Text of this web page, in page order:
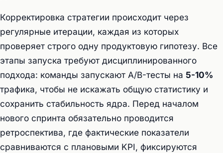
Корректировка стратегии происходит через
регулярные итерации, каждая из которых
проверяет строго одну продуктовую гипотезу. Все
этапы запуска требуют дисциплинированного
подхода: команды запускают A/B-тесты на 5-10%
трафика, чтобы не искажать общую статистику и
сохранить стабильность ядра. Перед началом
нового спринта обязательно проводится
ретроспектива, где фактические показатели
сравниваются с плановыми KPI, фиксируются